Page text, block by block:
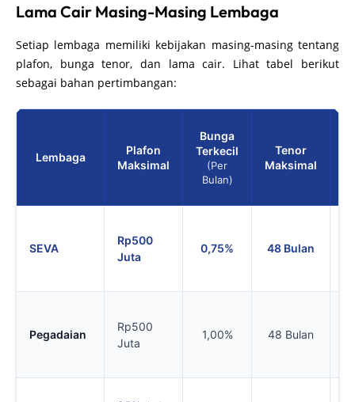
Lama Cair Masing-Masing Lembaga
Setiap lembaga memiliki kebijakan masing-masing tentang
plafon, bunga tenor, dan lama cair. Lihat tabel berikut
sebagai bahan pertimbangan:
Lembaga
Plafon
Maksimal
Bunga
Terkecil
(Per
Bulan)
Tenor
Maksimal
SEVA
Rp500
Juta
0,75% 48 Bulan
Pegadaian
Rp500
Juta
1,00% 48 Bulan